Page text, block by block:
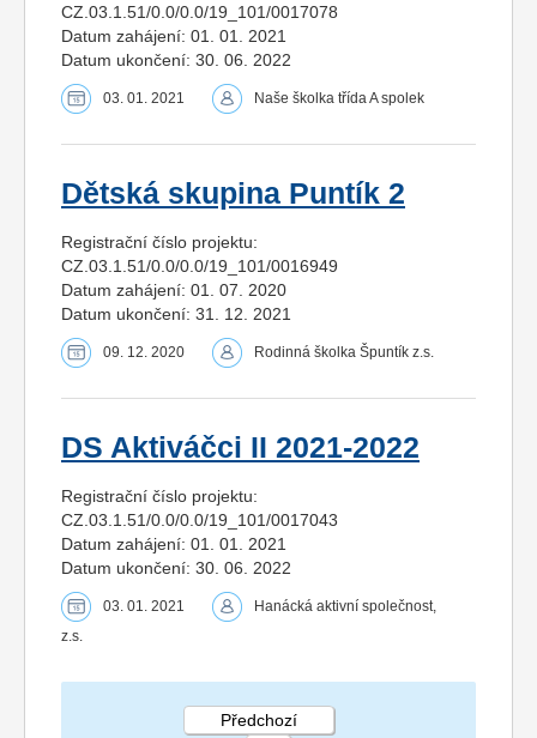
CZ.03.1.51/0.0/0.0/19_101/0017078
Datum zahájení: 01. 01. 2021
Datum ukončení: 30. 06. 2022
03. 01. 2021 Naše školka třída A spolek
Dětská skupina Puntík 2
Registrační číslo projektu:
CZ.03.1.51/0.0/0.0/19_101/0016949
Datum zahájení: 01. 07. 2020
Datum ukončení: 31. 12. 2021
09. 12. 2020 Rodinná školka Špuntík z.s.
DS Aktiváčci II 2021-2022
Registrační číslo projektu:
CZ.03.1.51/0.0/0.0/19_101/0017043
Datum zahájení: 01. 01. 2021
Datum ukončení: 30. 06. 2022
03. 01. 2021
Hanácká aktivní společnost,
z.s.
Předchozí